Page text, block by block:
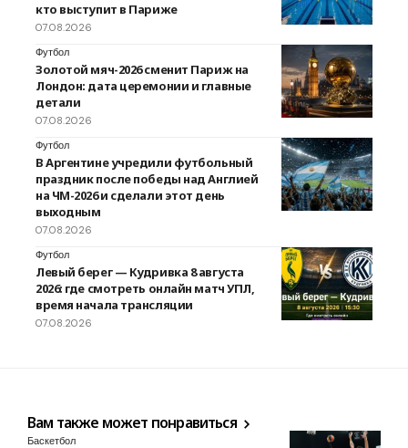
кто выступит в Париже
07.08.2026
Футбол
Золотой мяч-2026 сменит Париж на
Лондон: дата церемонии и главные
детали
07.08.2026
Футбол
В Аргентине учредили футбольный
праздник после победы над Англией
на ЧМ-2026 и сделали этот день
выходным
07.08.2026
Футбол
Левый берег — Кудривка 8 августа
2026: где смотреть онлайн матч УПЛ,
время начала трансляции
07.08.2026
Вам также может понравиться
Баскетбол